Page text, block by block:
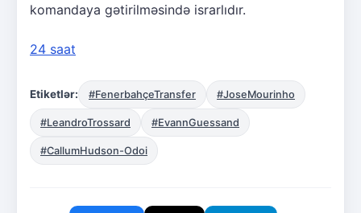
komandaya gətirilməsində israrlıdır.
24 saat
Etiketlər: #FenerbahçeTransfer #JoseMourinho
#LeandroTrossard #EvannGuessand
#CallumHudson-Odoi